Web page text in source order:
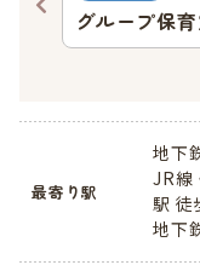
グループ保
最寄り駅
地下
JR線
駅 徒
地下